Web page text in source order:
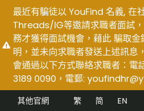
content
最近有騙徒以 YouFind 名義, 在
Threads/IG等邀請求職者面試
務才獲得面試機會，藉此 騙取
明，並未向求職者發送上述訊息
會通過以下方式聯絡求職者：電
3189 0090，電郵:
其他官網 EN
简
繁